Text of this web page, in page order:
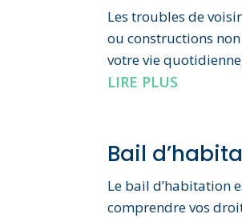
Les troubles de
ou constructions
votre vie
LIRE PLUS
Bail
Le bail d’habitation
comprendre vos